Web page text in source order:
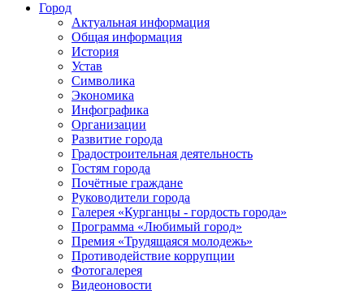
Город
Актуальная информация
Общая информация
История
Устав
Символика
Экономика
Инфографика
Организации
Развитие города
Градостроительная деятельность
Гостям города
Почётные граждане
Руководители города
Галерея «Курганцы - гордость города»
Программа «Любимый город»
Премия «Трудящаяся молодежь»
Противодействие коррупции
Фотогалерея
Видеоновости